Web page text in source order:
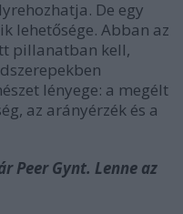
De egy
lehetősége. Abban az
pillanatban kell,
lényege: a megélt
az arányérzék és a
Peer Gynt. Lenne az